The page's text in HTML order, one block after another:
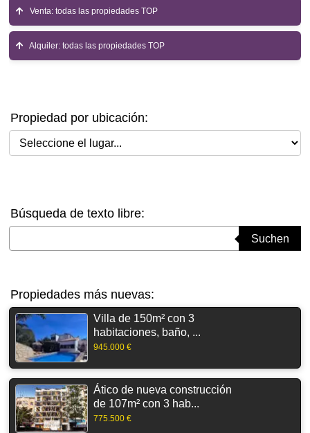
Venta: todas las propiedades TOP
Alquiler: todas las propiedades TOP
Propiedad por ubicación:
Seleccione el lugar
Búsqueda de texto libre:
Suchen
Propiedades más nuevas:
Villa de 150m² con 3
habitaciones, baño, ...
945.000 €
Ático de nueva construcción
de 107m² con 3 hab...
775.500 €